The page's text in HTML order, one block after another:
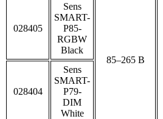
028405
Sens
SMART-
P85-
RGBW
Black
85–265 В
028404
Sens
SMART-
P79-
DIM
White